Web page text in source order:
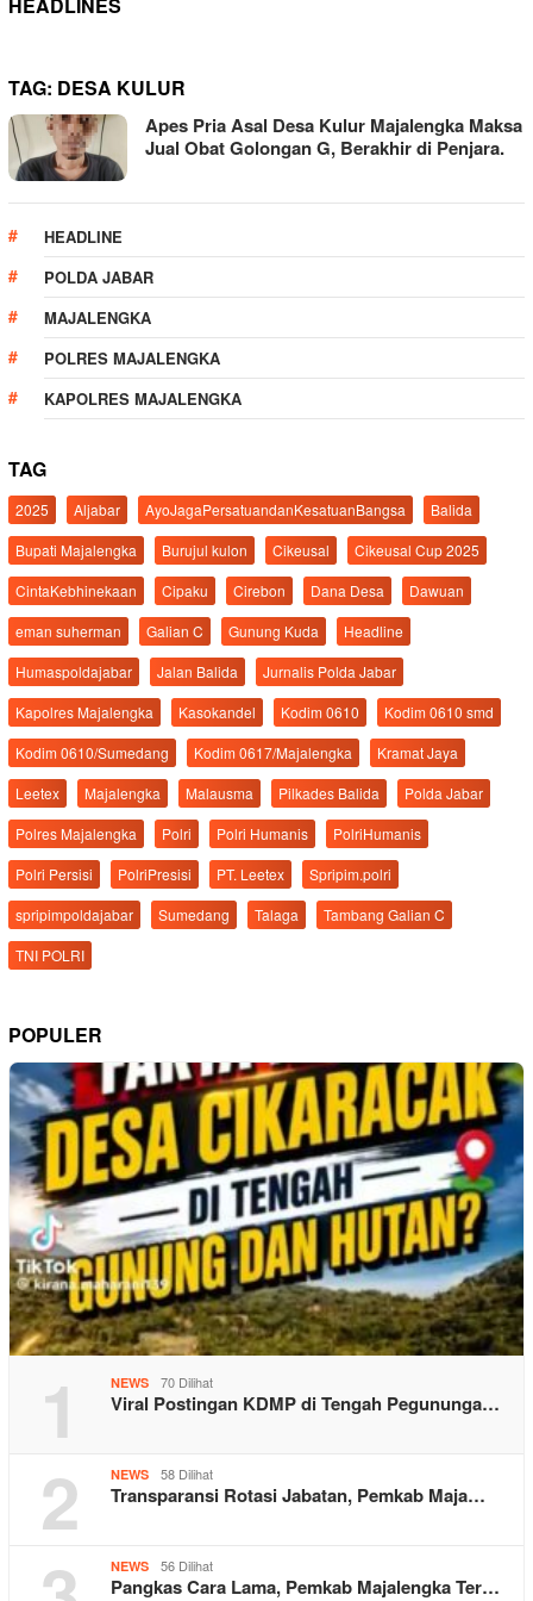
TAG: DESA KULUR
Apes Pria Asal Desa Kulur Majalengka Maksa
Jual Obat Golongan G, Berakhir di Penjara.
HEADLINE
POLDA JABAR
MAJALENGKA
POLRES MAJALENGKA
KAPOLRES MAJALENGKA
TAG
2025 Aljabar AyoJagaPersatuandanKesatuanBangsa
Balida
Bupati Majalengka
Burujul kulon Cikeusal
Cikeusal Cup 2025
CintaKebhinekaan
Cipaku Cirebon Dana Desa
Dawuan
eman suherman
Galian C Gunung Kuda
Headline
Humaspoldajabar
Jalan Balida
Jurnalis Polda Jabar
Kapolres Majalengka
Kasokandel Kodim 0610
Kodim 0610 smd
Kodim 0610/Sumedang
Kodim 0617/Majalengka
Kramat Jaya
Leetex
Majalengka Malausma Pilkades Balida
Polda Jabar
Polres Majalengka
Polri Polri Humanis
PolriHumanis
Polri Persisi
PolriPresisi PT. Leetex
Spripim.polri
spripimpoldajabar
Sumedang Talaga
Tambang Galian C
TNI POLRI
POPULER
1 NEWS 70 Dilihat
Viral Postingan KDMP di Tengah Pegununga…
2 NEWS 58 Dilihat
Transparansi Rotasi Jabatan, Pemkab Maja…
NEWS 56 Dilihat
Pangkas Cara Lama, Pemkab Majalengka Ter…